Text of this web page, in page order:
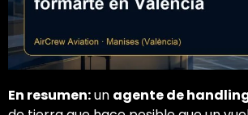
En resumen:un agente de